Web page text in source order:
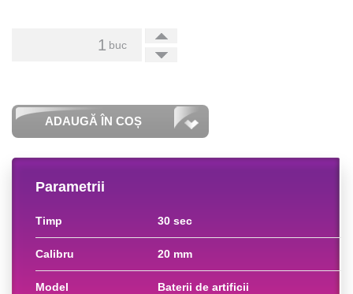
+
-
buc
ADAUGĂ ÎN COȘ
Parametrii
timp 30 sec
calibru 20 mm
model baterii de artificii